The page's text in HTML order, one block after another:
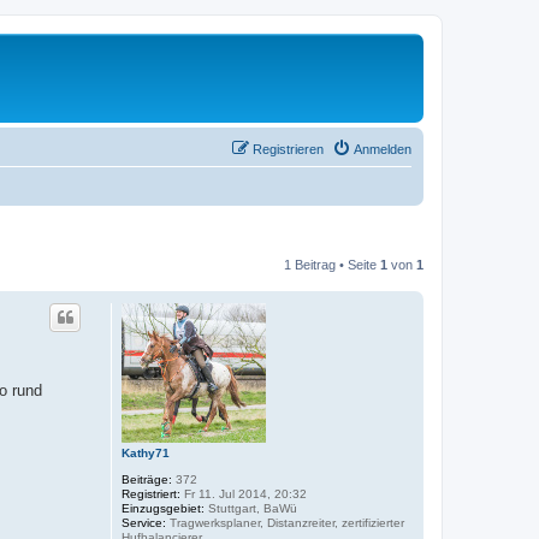
Anmelden
Registrieren
1 Beitrag • Seite 1 von 1
Kathy71
Beiträge: 372
Registriert: Fr 11. Jul 2014, 20:32
Einzugsgebiet: Stuttgart, BaWü
Service: Tragwerksplaner, Distanzreiter, zertifizierter
rund